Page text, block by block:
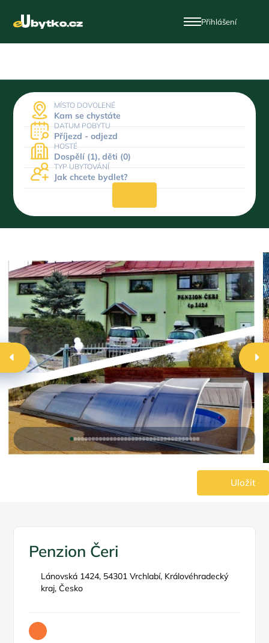
Přihlášení
MÍSTO DOVOLENÉ
Kam se chystáte
DATUM POBYTU
Příjezd - odjezd
HOSTÉ
Dospělí (1), děti (0)
TYP UBYTOVÁNÍ
Jak chcete bydlet?
Uložit
Penzion Čeri
Lánovská 1424, 54301 Vrchlabí, Královéhradecký
kraj, Česko